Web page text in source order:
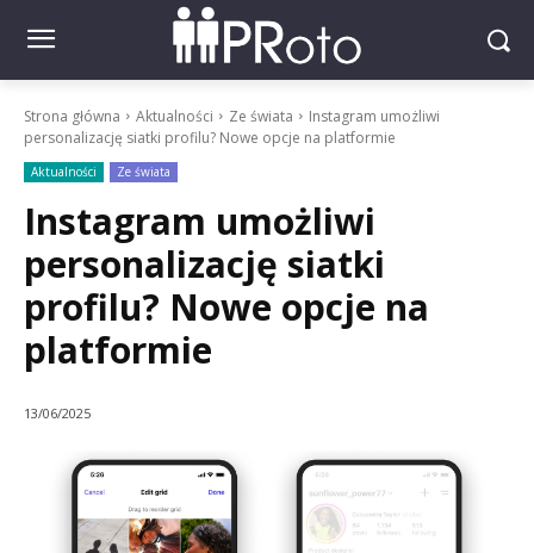
Strona główna Aktualności Ze świata
Instagram umożliwi
personalizację siatki profilu? Nowe opcje na platformie
Aktualności Ze świata
Instagram umożliwi
personalizację siatki
profilu? Nowe opcje na
platformie
13/06/2025